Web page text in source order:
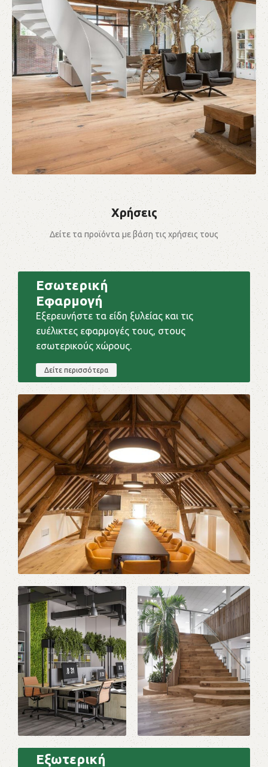
Dipo Flooring Χρήσεις
Δείτε τα προϊόντα με βάση τις χρήσεις τους
Εσωτερική
Εφαρμογή
Εξερευνήστε τα είδη ξυλείας και τις
ευέλικτες εφαρμογές τους, στους
εσωτερικούς χώρους.
Δείτε περισσότερα
Εξωτερική